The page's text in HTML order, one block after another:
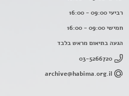
רביעי 09:00 - 16:00
חמישי 09:00 - 16:00
הגעה בתיאום מראש בלבד
03-5266720
archive@habima.org.il